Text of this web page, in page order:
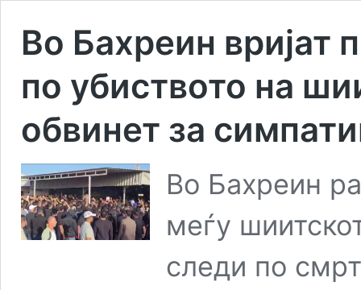
Во Бахреин вријат
по убиството на
обвинет за
Во Бахреин
меѓу
следи по